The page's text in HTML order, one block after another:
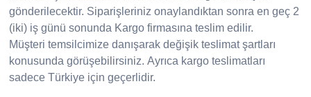
gönderilecektir. Siparişleriniz onaylandıktan sonra en geç 2
(iki) iş günü sonunda Kargo firmasına teslim edilir.
Müşteri temsilcimize danışarak değişik teslimat şartları
konusunda görüşebilirsiniz. Ayrıca kargo teslimatları
sadece Türkiye için geçerlidir.